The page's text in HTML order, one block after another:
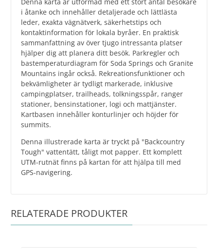
i åtanke och innehåller detaljerade och lättlästa
leder, exakta vägnätverk, säkerhetstips och
kontaktinformation för lokala byråer. En praktisk
sammanfattning av över tjugo intressanta platser
hjälper dig att planera ditt besök. Parkregler och
bastemperaturdiagram för Soda Springs och Granite
Mountains ingår också. Rekreationsfunktioner och
bekvämligheter är tydligt markerade, inklusive
campingplatser, trailheads, tolkningsspår, ranger
stationer, bensinstationer, logi och mattjänster.
Kartbasen innehåller konturlinjer och höjder för
summits.
Denna illustrerade karta är tryckt på "Backcountry
Tough" vattentätt, tåligt mot papper. Ett komplett
UTM-rutnät finns på kartan för att hjälpa till med
GPS-navigering.
RELATERADE PRODUKTER